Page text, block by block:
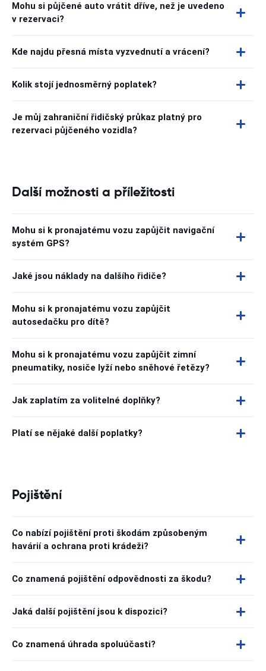
Mohu si půjčené auto vrátit dříve, než je uvedeno
v rezervaci?
Kde najdu přesná místa vyzvednutí a vrácení?
Kolik stojí jednosměrný poplatek?
Je můj zahraniční řidičský průkaz platný pro
rezervaci půjčeného vozidla?
Další možnosti a příležitosti
Mohu si k pronajatému vozu zapůjčit navigační
systém GPS?
Jaké jsou náklady na dalšího řidiče?
Mohu si k pronajatému vozu zapůjčit
autosedačku pro dítě?
Mohu si k pronajatému vozu zapůjčit zimní
pneumatiky, nosiče lyží nebo sněhové řetězy?
Jak zaplatím za volitelné doplňky?
Platí se nějaké další poplatky?
Pojištění
Co nabízí pojištění proti škodám způsobeným
havárií a ochrana proti krádeži?
Co znamená pojištění odpovědnosti za škodu?
Jaká další pojištění jsou k dispozici?
Co znamená úhrada spoluúčasti?